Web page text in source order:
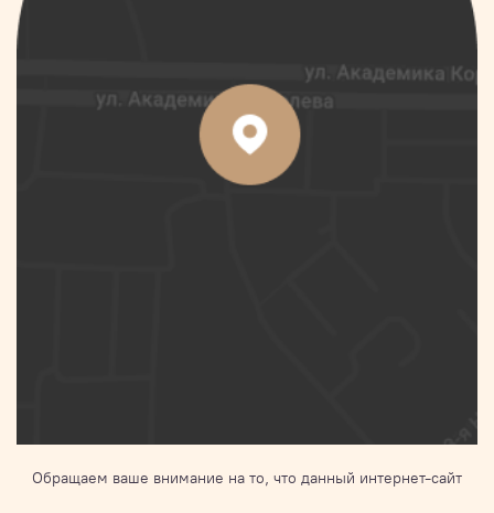
Обращаем ваше внимание на то, что данный интернет-сайт